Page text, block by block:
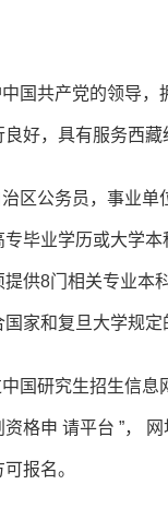
国共产党的领导
好，具有服务西
区公务员，事业
毕业学历或大学
提供8门相关专业
家和复旦大学规定
国研究生招生信息
格申 请平台 ”，
报名。